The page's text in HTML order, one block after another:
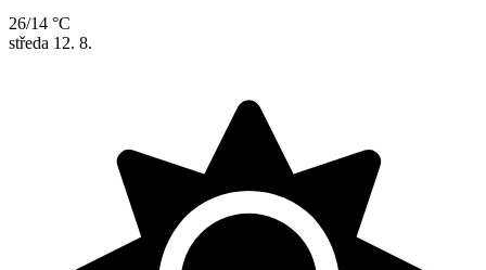
26/14 °C
středa 12. 8.